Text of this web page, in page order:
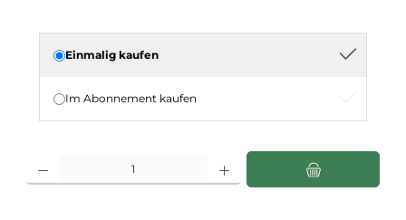
Einmalig kaufen
Im Abonnement kaufen